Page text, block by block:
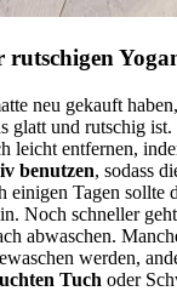
rutschigen
neu gekauft
glatt und rutschig
leicht entfernen,
benutzen, sodass
einigen Tagen sollte
Noch schneller
abwaschen.
werden,
Tuch oder